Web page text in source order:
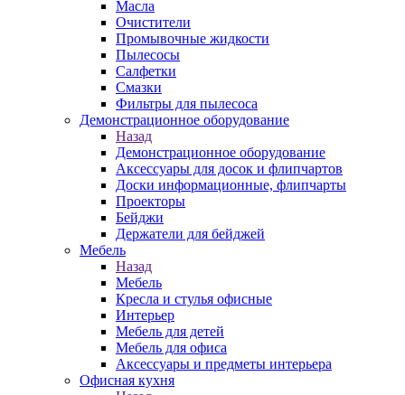
Масла
Очистители
Промывочные жидкости
Пылесосы
Салфетки
Смазки
Фильтры для пылесоса
Демонстрационное оборудование
Назад
Демонстрационное оборудование
Аксессуары для досок и флипчартов
Доски информационные, флипчарты
Проекторы
Бейджи
Держатели для бейджей
Мебель
Назад
Мебель
Кресла и стулья офисные
Интерьер
Мебель для детей
Мебель для офиса
Аксессуары и предметы интерьера
Офисная кухня